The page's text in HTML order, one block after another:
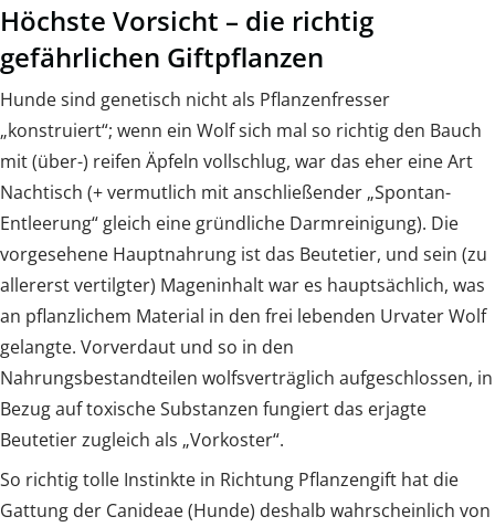
Höchste Vorsicht – die richtig
gefährlichen Giftpflanzen
Hunde sind genetisch nicht als Pflanzenfresser
„konstruiert“; wenn ein Wolf sich mal so richtig den Bauch
mit (über-) reifen Äpfeln vollschlug, war das eher eine Art
Nachtisch (+ vermutlich mit anschließender „Spontan-
Entleerung“ gleich eine gründliche Darmreinigung). Die
vorgesehene Hauptnahrung ist das Beutetier, und sein (zu
allererst vertilgter) Mageninhalt war es hauptsächlich, was
an pflanzlichem Material in den frei lebenden Urvater Wolf
gelangte. Vorverdaut und so in den
Nahrungsbestandteilen wolfsverträglich aufgeschlossen, in
Bezug auf toxische Substanzen fungiert das erjagte
Beutetier zugleich als „Vorkoster“.
So richtig tolle Instinkte in Richtung Pflanzengift hat die
Gattung der Canideae (Hunde) deshalb wahrscheinlich von